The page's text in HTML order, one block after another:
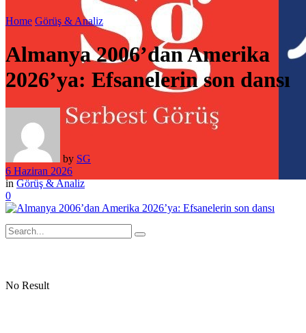
No Result
Home Görüş & Analiz
Almanya 2006’dan Amerika
2026’ya: Efsanelerin son dansı
by SG
6 Haziran 2026
in Görüş & Analiz
0